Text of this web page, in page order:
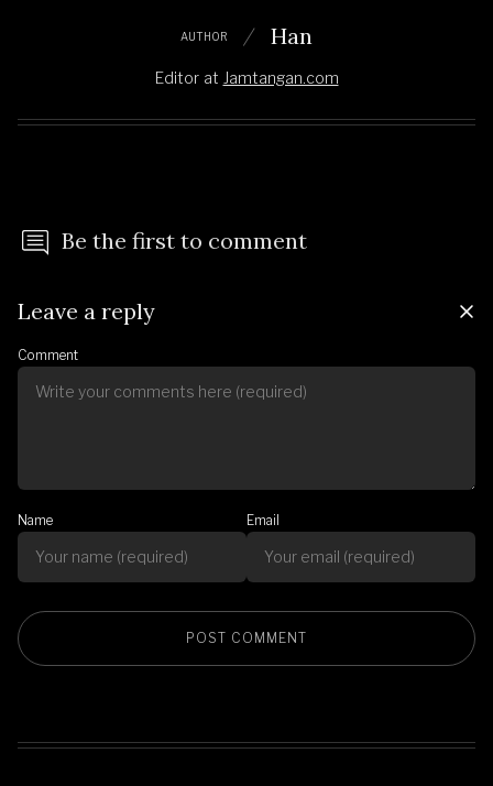
AUTHOR Han
Editor at Jamtangan.com
Be the first to comment
Leave a reply
Comment
Name Email